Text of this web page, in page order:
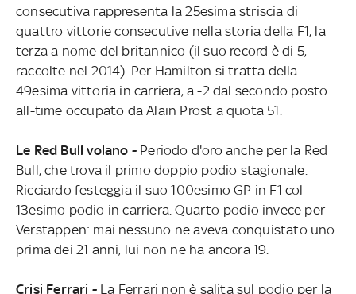
consecutiva rappresenta la 25esima striscia di
quattro vittorie consecutive nella storia della F1, la
terza a nome del britannico (il suo record è di 5,
raccolte nel 2014). Per Hamilton si tratta della
49esima vittoria in carriera, a -2 dal secondo posto
all-time occupato da Alain Prost a quota 51.
Le Red Bull volano - Periodo d'oro anche per la Red
Bull, che trova il primo doppio podio stagionale.
Ricciardo festeggia il suo 100esimo GP in F1 col
13esimo podio in carriera. Quarto podio invece per
Verstappen: mai nessuno ne aveva conquistato uno
prima dei 21 anni, lui non ne ha ancora 19.
Crisi Ferrari -La Ferrari non è salita sul podio per la